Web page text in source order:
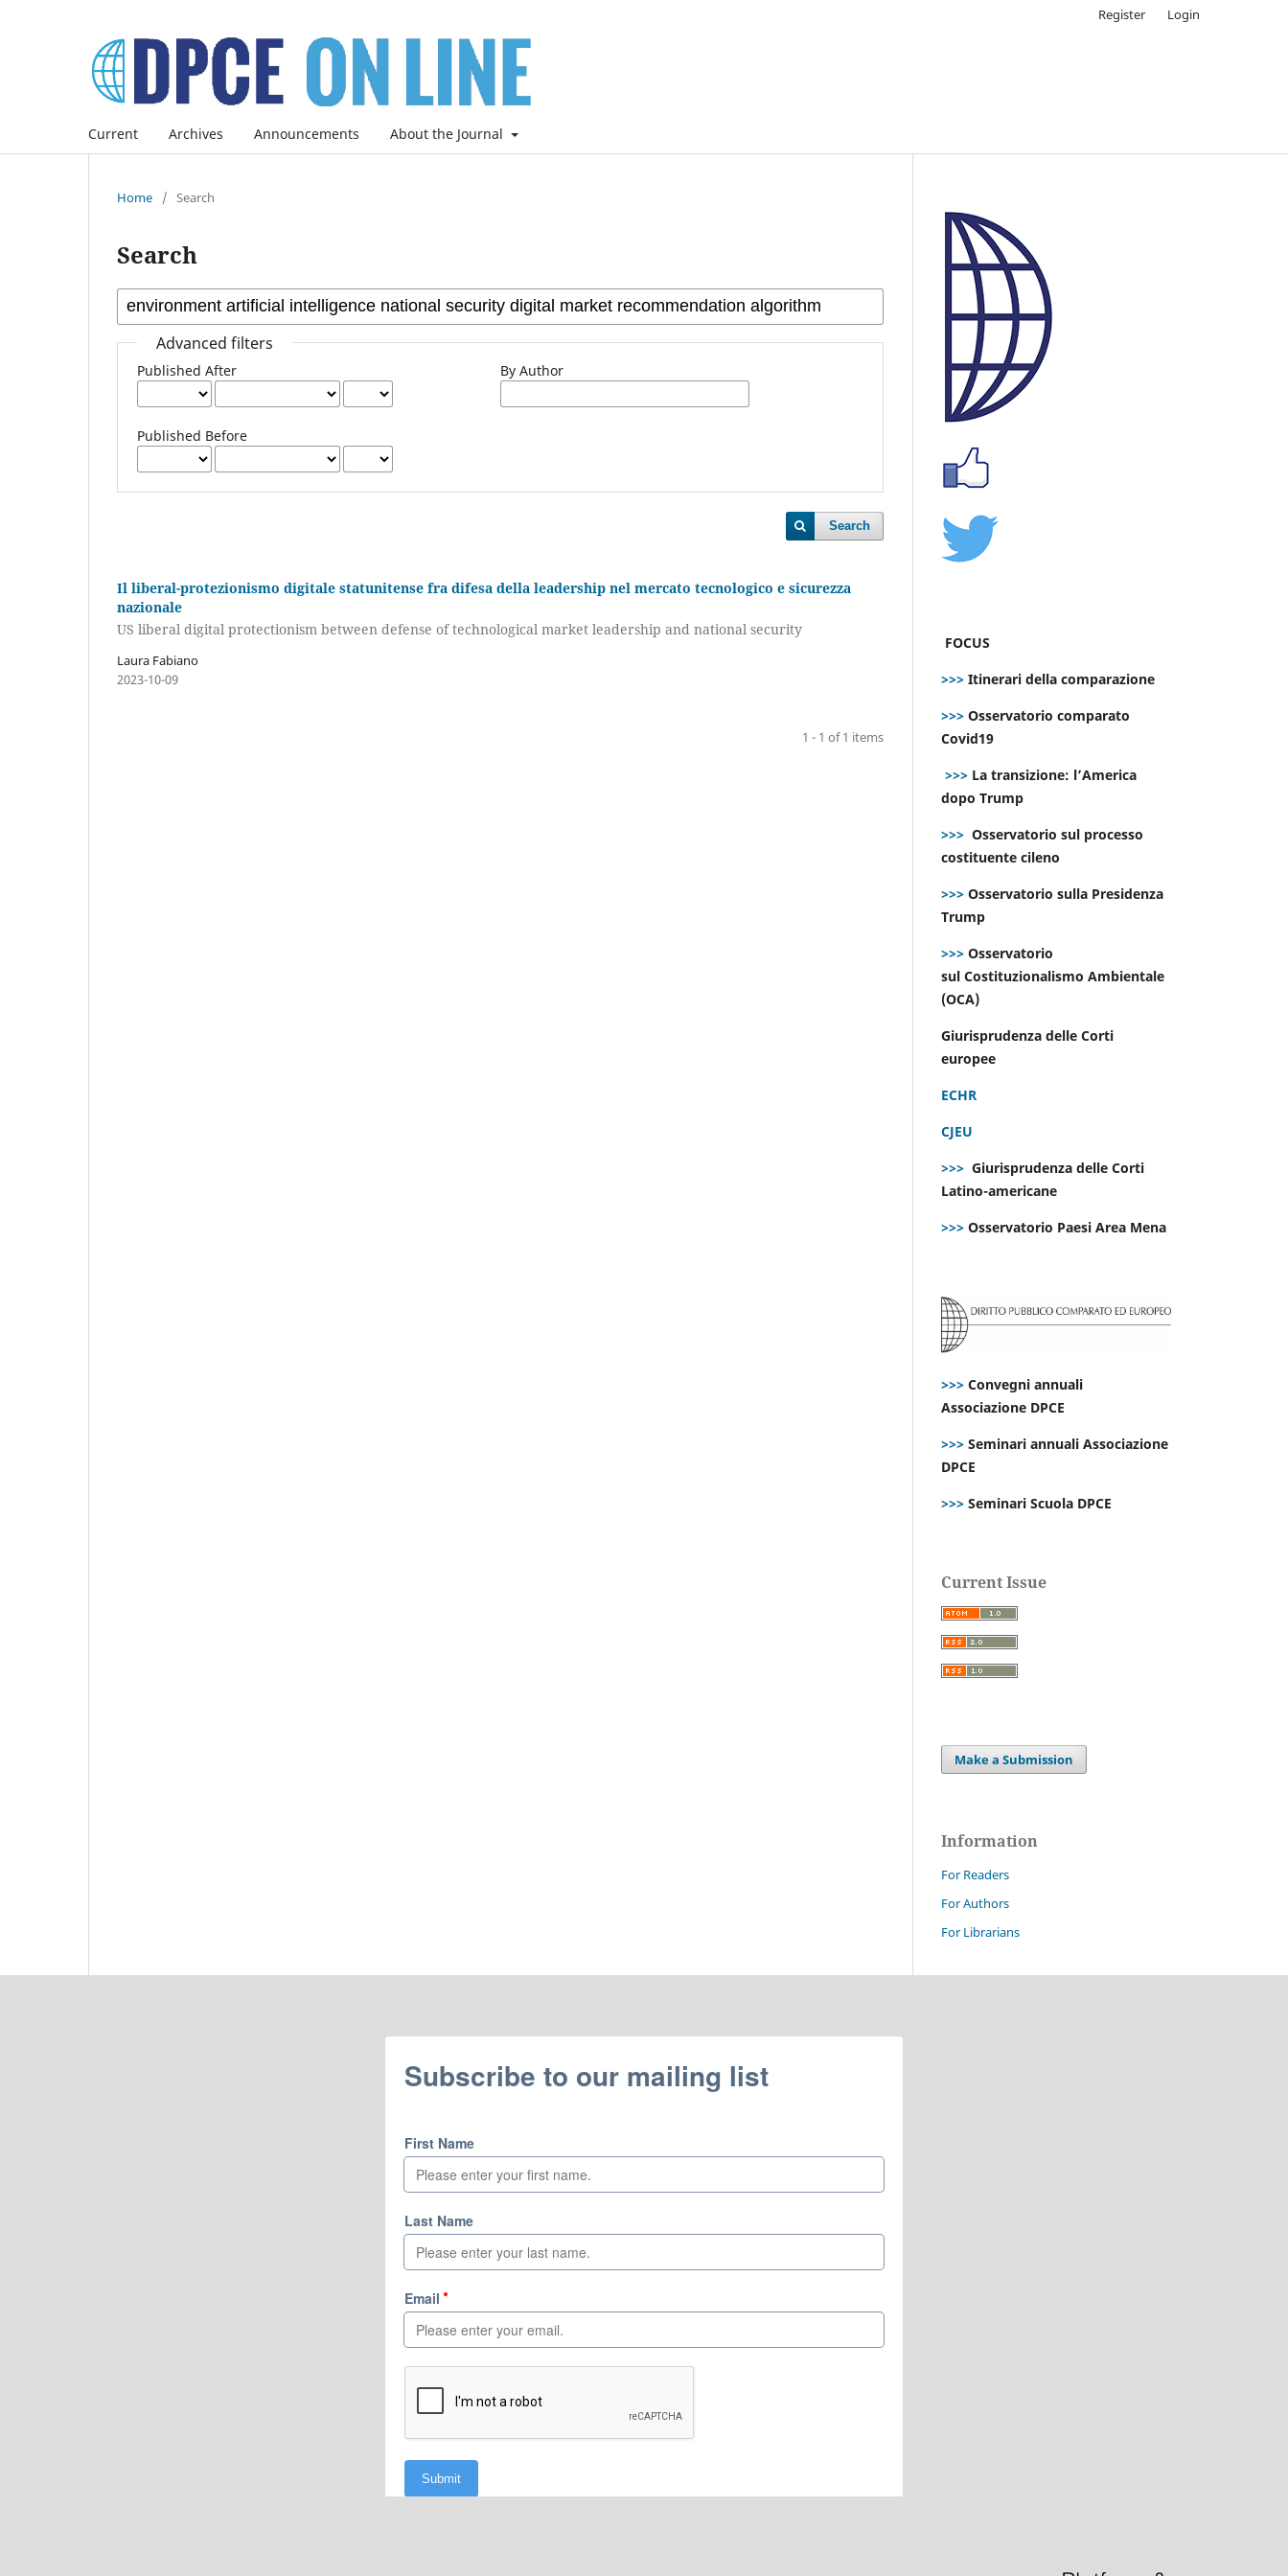
Current Archives Announcements About the Journal
Register Login
Home / Search
Search
Advanced filters
Published After
Published Before
By Author
Search
Il liberal-protezionismo digitale statunitense fra difesa della leadership nel mercato tecnologico e sicurezza
nazionale
US liberal digital protectionism between defense of technological market leadership and national security
Laura Fabiano
2023-10-09
1 - 1 of 1 items
FOCUS
>>> Itinerari della comparazione
>>> Osservatorio comparato
Covid19
>>> La transizione: l’America
dopo Trump
>>> Osservatorio sul processo
costituente cileno
>>> Osservatorio sulla Presidenza
Trump
>>> Osservatorio
sul Costituzionalismo Ambientale
(OCA)
Giurisprudenza delle Corti
europee
ECHR
CJEU
>>> Giurisprudenza delle Corti
Latino-americane
>>> Osservatorio Paesi Area Mena
>>> Convegni annuali
Associazione DPCE
>>> Seminari annuali Associazione
DPCE
>>> Seminari Scuola DPCE
Current Issue
Make a Submission
Information
For Readers
For Authors
For Librarians